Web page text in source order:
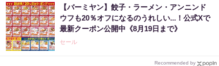
【バーミヤン】餃子・ラーメン・アンニンド
ウフも20％オフになるのうれしい...！公式Xで
最新クーポン公開中《8月19日まで》
セール
Recommended by